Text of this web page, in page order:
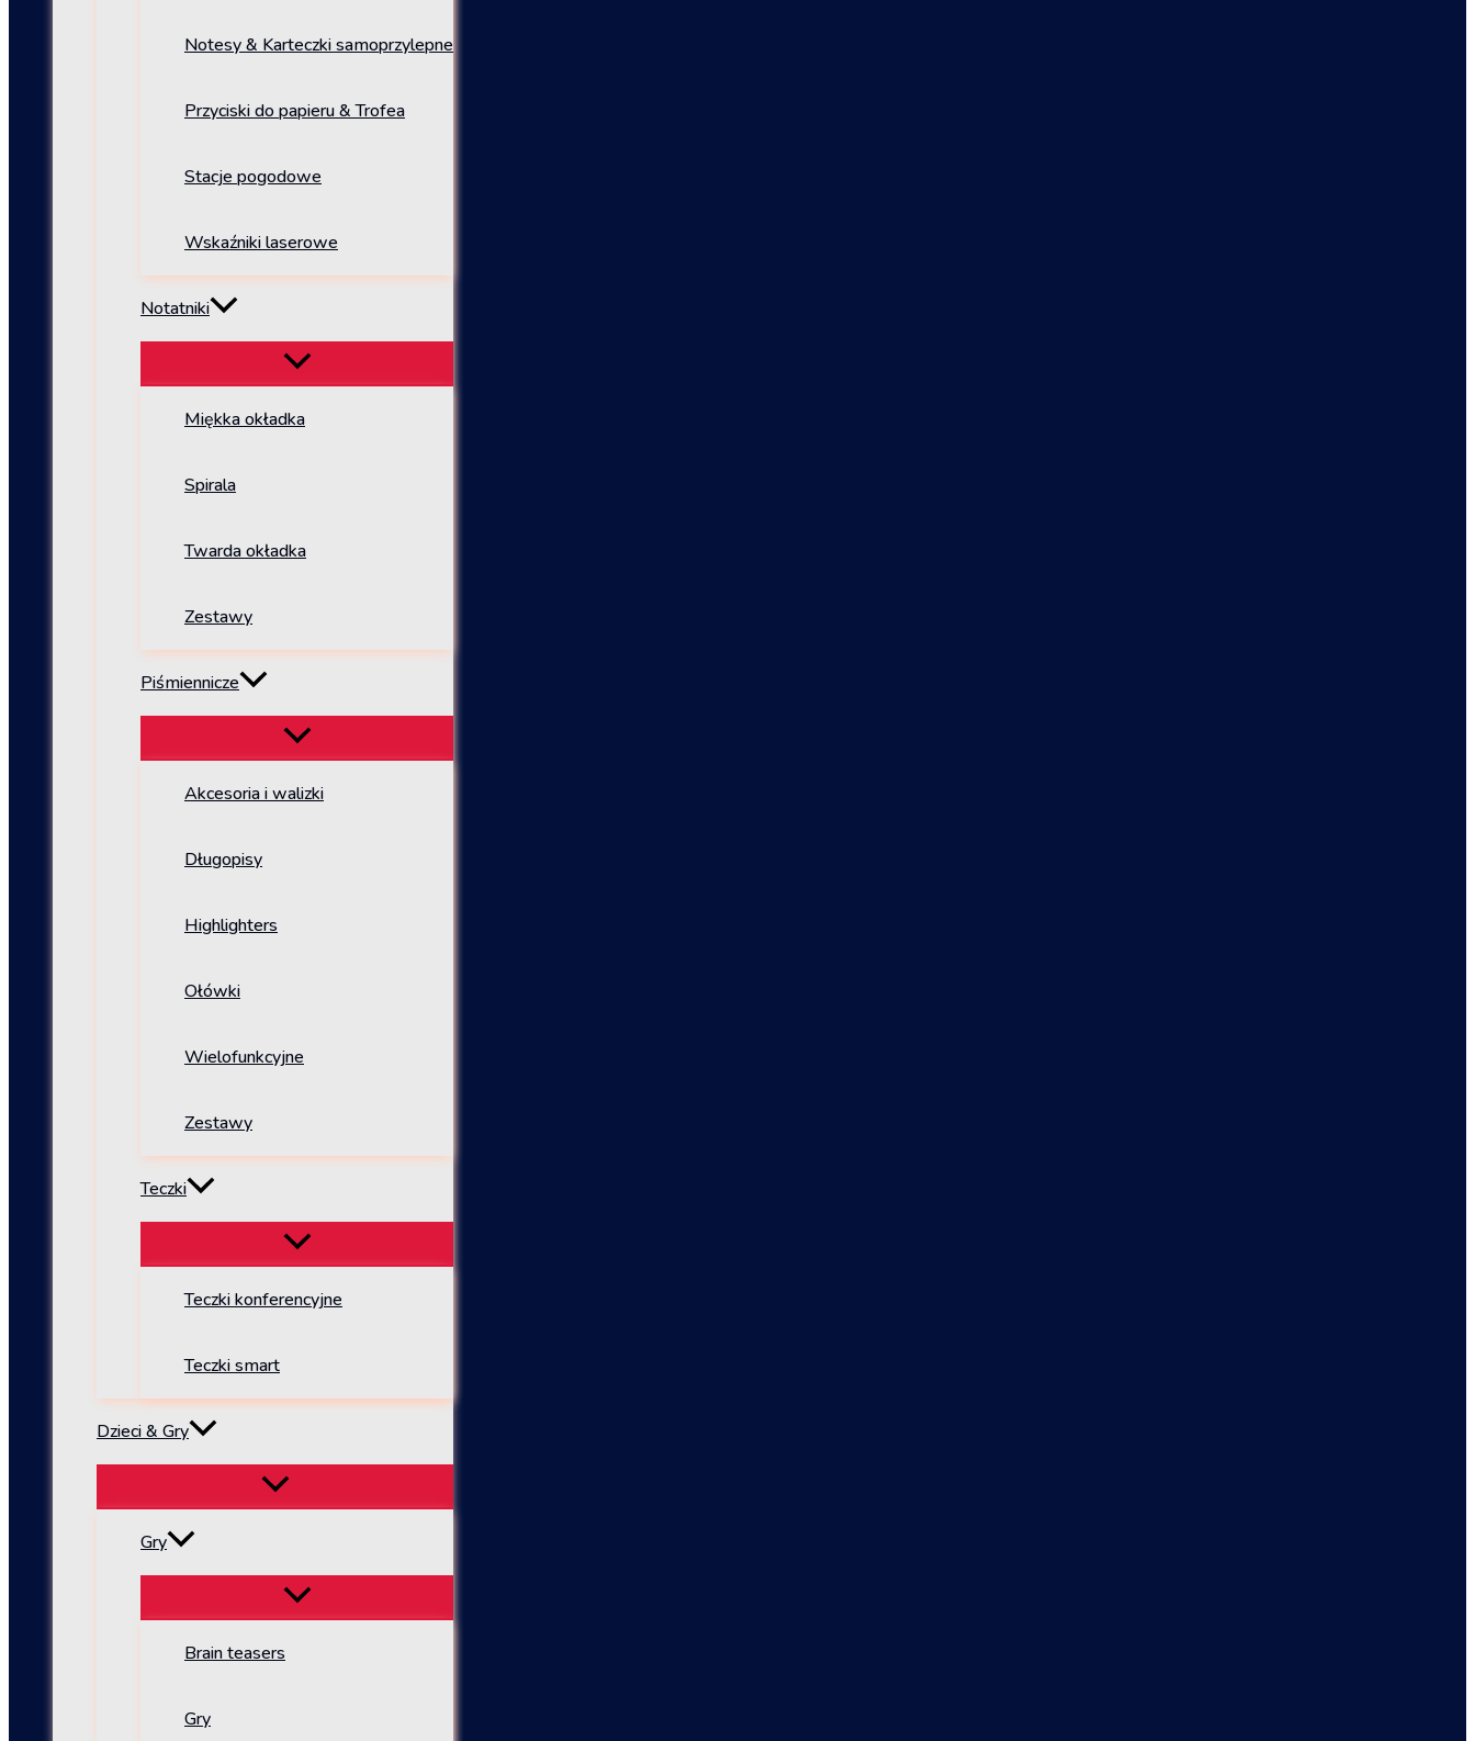
Notesy & Karteczki samoprzylepne
Przyciski do papieru & Trofea
Stacje pogodowe
Wskaźniki laserowe
Notatniki
Miękka okładka
Spirala
Twarda okładka
Zestawy
Piśmiennicze
Akcesoria i walizki
Długopisy
Highlighters
Ołówki
Wielofunkcyjne
Zestawy
Teczki
Teczki konferencyjne
Teczki smart
Dzieci & Gry
Gry
Brain teasers
Gry